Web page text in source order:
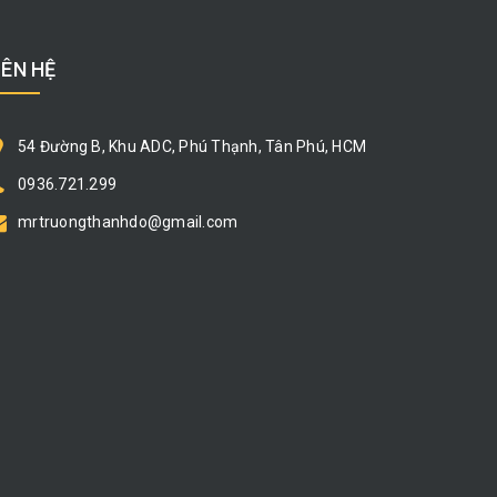
HỆ
54 Đường B, Khu ADC, Phú Thạnh, Tân Phú, HCM
0936.721.299
mrtruongthanhdo@gmail.com